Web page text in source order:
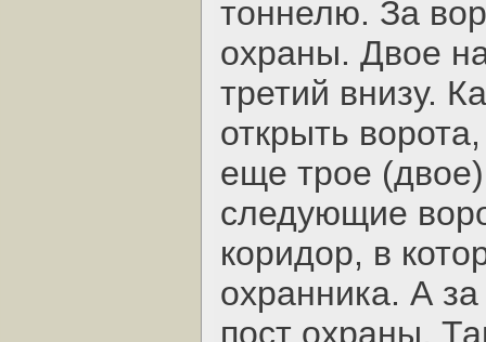
тоннелю. За
охраны. Двое
третий внизу.
открыть
еще трое
следующие
коридор, в
охранника. А
пост охраны.